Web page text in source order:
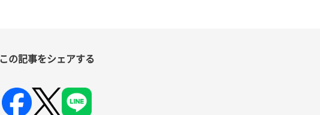
この記事をシェアする